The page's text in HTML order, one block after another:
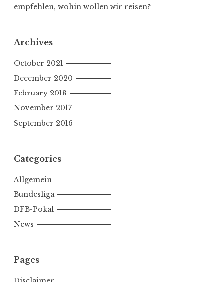
empfehlen, wohin wollen wir reisen?
Archives
October 2021
December 2020
February 2018
November 2017
September 2016
Categories
Allgemein
Bundesliga
DFB-Pokal
News
Pages